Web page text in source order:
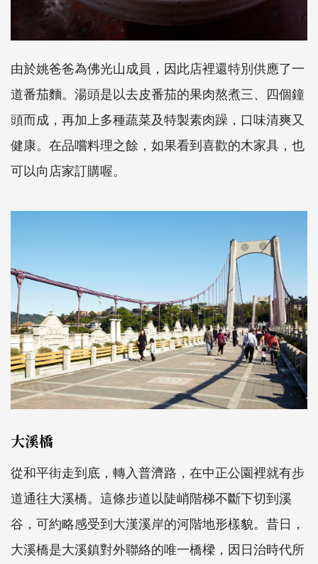
由於姚爸爸為佛光山成員，因此店裡還特別供應了一
道番茄麵。湯頭是以去皮番茄的果肉熬煮三、四個鐘
頭而成，再加上多種蔬菜及特製素肉躁，口味清爽又
健康。在品嚐料理之餘，如果看到喜歡的木家具，也
可以向店家訂購喔。
大溪橋
從和平街走到底，轉入普濟路，在中正公園裡就有步
道通往大溪橋。這條步道以陡峭階梯不斷下切到溪
谷，可約略感受到大漢溪岸的河階地形樣貌。昔日，
大溪橋是大溪鎮對外聯絡的唯一橋樑，因日治時代所